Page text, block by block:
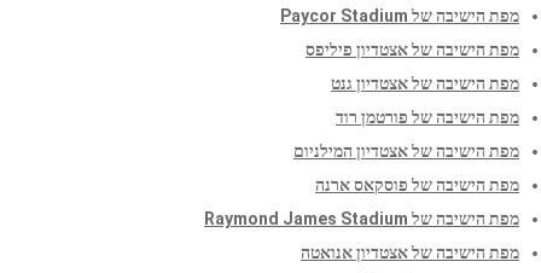
מפת הישיבה של Paycor Stadium
מפת הישיבה של אצטדיון פיליפס
מפת הישיבה של אצטדיון גנט
מפת הישיבה של פורטמן רוד
מפת הישיבה של אצטדיון המילניום
מפת הישיבה של פוסקאס ארנה
מפת הישיבה של Raymond James Stadium
מפת הישיבה של אצטדיון אנואטה